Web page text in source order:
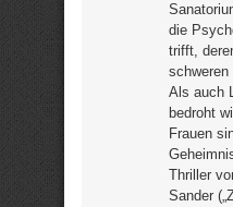
die
trifft,
Als auch
bedroht
Frauen
Thriller
Sander